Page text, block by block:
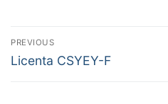
Navigare
în
PREVIOUS
Previous
Licenta CSYEY-F